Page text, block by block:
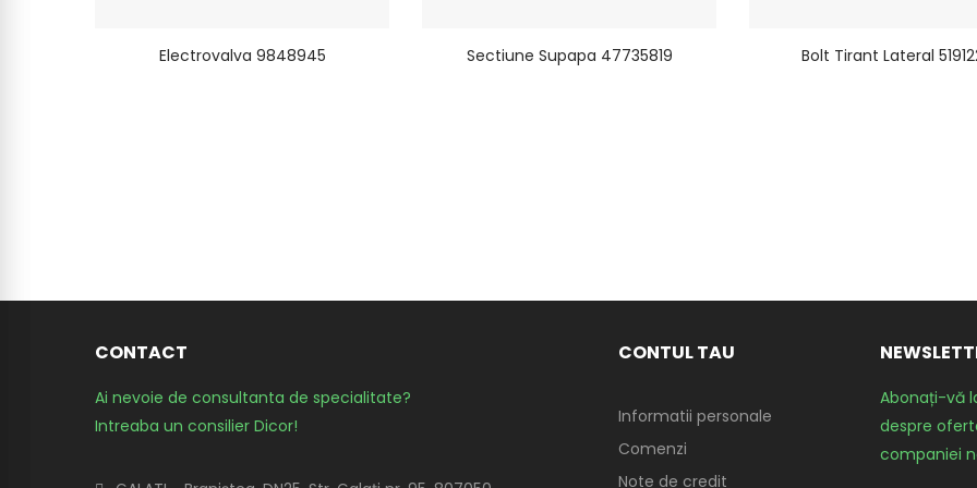
Electrovalva 9848945 Sectiune Supapa 47735819 Bolt Tirant Lateral
CONTACT
Ai nevoie de consultanta de specialitate?
Intreaba un consilier Dicor!
CONTUL TAU
Informatii personale
Comenzi
Note de credit
Abonați-vă
despre
companiei